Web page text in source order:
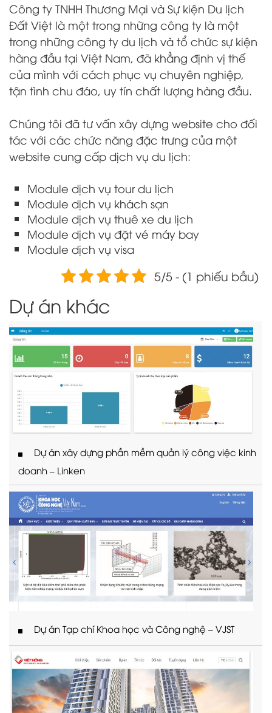
Công ty TNHH Thương Mại và Sự kiện Du lịch
Đất Việt là một trong những công ty là một
trong những công ty du lịch và tổ chức sự kiện
hàng đầu tại Việt Nam, đã khẳng định vị thế
của mình với cách phục vụ chuyên nghiệp,
tận tình chu đáo, uy tín chất lượng hàng đầu.
Chúng tôi đã tư vấn xây dựng website cho đối
tác với các chức năng đặc trưng của một
website cung cấp dịch vụ du lịch:
Module dịch vụ tour du lịch
Module dịch vụ khách sạn
Module dịch vụ thuê xe du lịch
Module dịch vụ đặt vé máy bay
Module dịch vụ visa
5/5 - (1 phiếu bầu)
Dự án khác
Dự án xây dựng phần mềm quản lý công việc kinh
doanh – Linken
Dự án Tạp chí Khoa học và Công nghệ – VJST